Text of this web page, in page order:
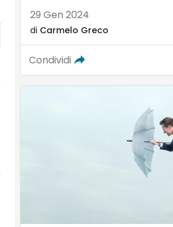
29 Gen 2024
di Carmelo Greco
Condividi